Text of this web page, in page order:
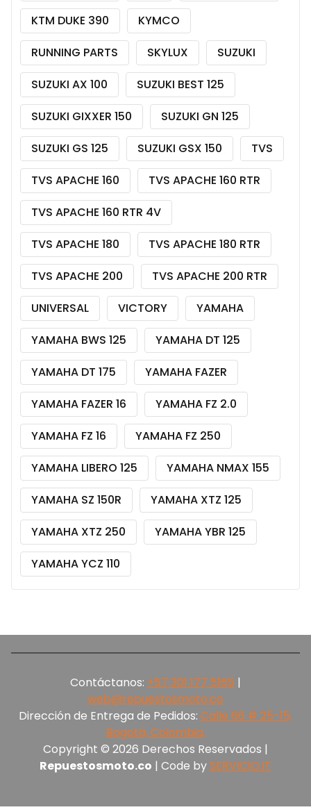
KTM DUKE 390
KYMCO
RUNNING PARTS
SKYLUX
SUZUKI
SUZUKI AX 100
SUZUKI BEST 125
SUZUKI GIXXER 150
SUZUKI GN 125
SUZUKI GS 125
SUZUKI GSX 150
TVS
TVS APACHE 160
TVS APACHE 160 RTR
TVS APACHE 160 RTR 4V
TVS APACHE 180
TVS APACHE 180 RTR
TVS APACHE 200
TVS APACHE 200 RTR
UNIVERSAL
VICTORY
YAMAHA
YAMAHA BWS 125
YAMAHA DT 125
YAMAHA DT 175
YAMAHA FAZER
YAMAHA FAZER 16
YAMAHA FZ 2.0
YAMAHA FZ 16
YAMAHA FZ 250
YAMAHA LIBERO 125
YAMAHA NMAX 155
YAMAHA SZ 150R
YAMAHA XTZ 125
YAMAHA XTZ 250
YAMAHA YBR 125
YAMAHA YCZ 110
Contáctanos: +57 301 177 5165‬ |
web@repuestosmoto.co
Dirección de Entrega de Pedidos: Calle 66 # 25-15,
Bogotá, Colombia.
Copyright © 2026 Derechos Reservados |
Repuestosmoto.co | Code bySERVICIO.IT